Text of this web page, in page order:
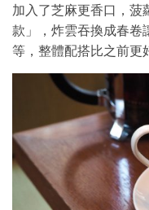
加入了芝麻更香口，菠
款」，炸雲吞換成春卷
等，整體配搭比之前更